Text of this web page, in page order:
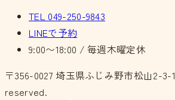
TEL 049-250-9843
LINEで予約
9:00〜18:00 / 毎週木曜定休
〒356-0027 埼玉県ふじみ野市松山2-3-1
reserved.